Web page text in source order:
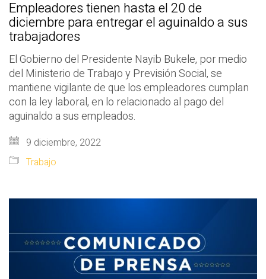
Empleadores tienen hasta el 20 de
diciembre para entregar el aguinaldo a sus
trabajadores
El Gobierno del Presidente Nayib Bukele, por medio
del Ministerio de Trabajo y Previsión Social, se
mantiene vigilante de que los empleadores cumplan
con la ley laboral, en lo relacionado al pago del
aguinaldo a sus empleados.
9 diciembre, 2022
Trabajo